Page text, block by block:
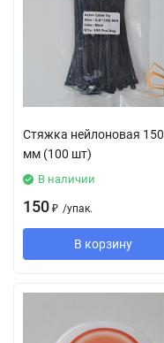
Стяжка нейлоновая 150
мм (100 шт)
В наличии
150 ₽ /упак.
В корзину